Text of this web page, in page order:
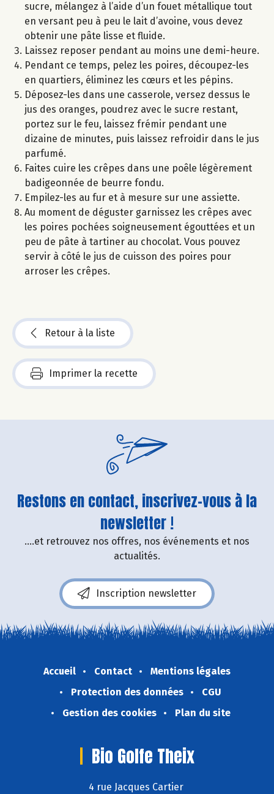
sucre, mélangez à l’aide d’un fouet métallique tout
en versant peu à peu le lait d’avoine, vous devez
obtenir une pâte lisse et fluide.
Laissez reposer pendant au moins une demi-heure.
Pendant ce temps, pelez les poires, découpez-les
en quartiers, éliminez les cœurs et les pépins.
Déposez-les dans une casserole, versez dessus le
jus des oranges, poudrez avec le sucre restant,
portez sur le feu, laissez frémir pendant une
dizaine de minutes, puis laissez refroidir dans le jus
parfumé.
Faites cuire les crêpes dans une poêle légèrement
badigeonnée de beurre fondu.
Empilez-les au fur et à mesure sur une assiette.
Au moment de déguster garnissez les crêpes avec
les poires pochées soigneusement égouttées et un
peu de pâte à tartiner au chocolat. Vous pouvez
servir à côté le jus de cuisson des poires pour
arroser les crêpes.
Retour à la liste
Imprimer la recette
Restons en contact, inscrivez-vous à la
newsletter !
....et retrouvez nos offres, nos événements et nos
actualités.
Inscription newsletter
Accueil Contact
Mentions légales
Protection des données
CGU
Gestion des cookies
Plan du site
Bio Golfe Theix
4 rue Jacques Cartier